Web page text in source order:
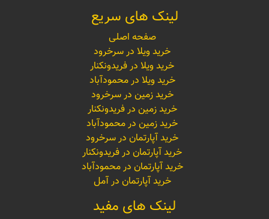
لینک های سریع
صفحه اصلی
خرید ویلا در سرخرود
خرید ویلا در فریدونکنار
خرید ویلا در محمودآباد
خرید زمین در سرخرود
خرید زمین در فریدونکنار
خرید زمین در محمودآباد
خرید آپارتمان در سرخرود
خرید آپارتمان در فریدونکنار
خرید آپارتمان در محمودآباد
خرید آپارتمان در آمل
لینک های مفید